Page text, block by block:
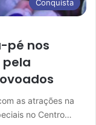
Conquista
pé nos
pela
as atrações na
no Centro…